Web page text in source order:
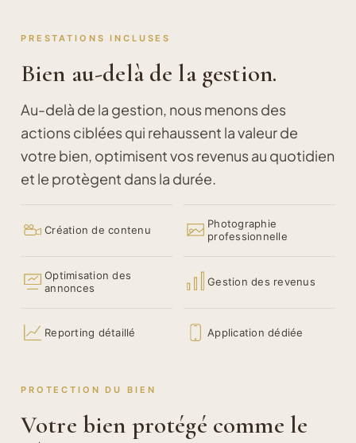
PRESTATIONS INCLUSES
Bien au-delà de la gestion.
Au-delà de la gestion, nous menons des
actions ciblées qui rehaussent la valeur de
votre bien, optimisent vos revenus au quotidien
et le protègent dans la durée.
Création de contenu
Photographie
professionnelle
Optimisation des
annonces
Gestion des revenus
Reporting détaillé Application dédiée
PROTECTION DU BIEN
Votre bien protégé comme le